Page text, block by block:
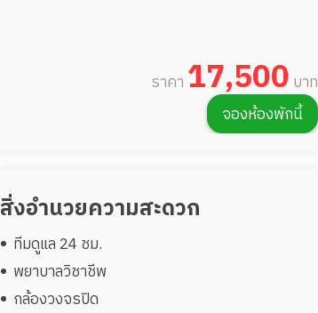
ราคา 17,500 บาท
จองห้องพักนี้
สิ่งอำนวยความสะดวก
ทีมดูแล 24 ชม.
พยาบาลวิชาชีพ
กล้องวงจรปิด